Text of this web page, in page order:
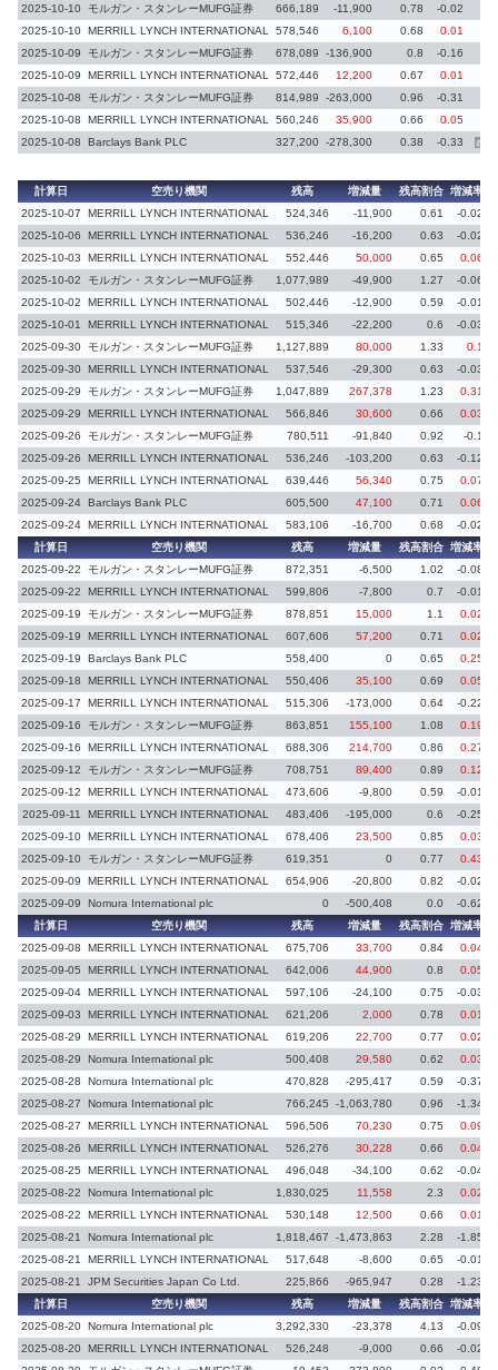
2025-10-10 モルガン・スタンレーMUFG証券 666,189 -11,900 0.78
-0.02
2025-10-10 MERRILL LYNCH INTERNATIONAL 578,546 6,100 0.68
0.01
2025-10-09
モルガン・スタンレーMUFG証券 678,089 -136,900 0.8
-0.16
2025-10-09
MERRILL LYNCH INTERNATIONAL 572,446 12,200 0.67
0.01
2025-10-08
モルガン・スタンレーMUFG証券 814,989 -263,000 0.96
-0.31
2025-10-08
MERRILL LYNCH INTERNATIONAL 560,246 35,900 0.66
0.05
2025-10-08
Barclays Bank PLC 327,200 -278,300 0.38 -0.33 義務
計算日 空売り機関 残高 増減量 残高割合 増減率
2025-10-07
MERRILL LYNCH INTERNATIONAL 524,346 -11,900 0.61
-0.02
2025-10-06
MERRILL LYNCH INTERNATIONAL 536,246 -16,200 0.63
-0.02
2025-10-03
MERRILL LYNCH INTERNATIONAL 552,446 50,000 0.65
0.06
2025-10-02
モルガン・スタンレーMUFG証券 1,077,989 -49,900 1.27
-0.06
2025-10-02
MERRILL LYNCH INTERNATIONAL 502,446 -12,900 0.59
-0.01
2025-10-01
MERRILL LYNCH INTERNATIONAL 515,346 -22,200 0.6
-0.03
2025-09-30 モルガン・スタンレーMUFG証券 1,127,889 80,000 1.33
0.1
2025-09-30 MERRILL LYNCH INTERNATIONAL 537,546 -29,300 0.63
-0.03
2025-09-29
モルガン・スタンレーMUFG証券 1,047,889 267,378 1.23
0.31
2025-09-29
MERRILL LYNCH INTERNATIONAL 566,846 30,600 0.66
0.03
2025-09-26
モルガン・スタンレーMUFG証券 780,511 -91,840 0.92
-0.1
2025-09-26
MERRILL LYNCH INTERNATIONAL 536,246 -103,200 0.63
-0.12
2025-09-25
MERRILL LYNCH INTERNATIONAL 639,446 56,340 0.75
0.07
2025-09-24 Barclays Bank PLC 605,500 47,100 0.71
0.06
2025-09-24 MERRILL LYNCH INTERNATIONAL 583,106 -16,700 0.68
-0.02
計算日
空売り機関 残高 増減量 残高割合 増減率
2025-09-22
モルガン・スタンレーMUFG証券 872,351 -6,500 1.02
-0.08
2025-09-22
MERRILL LYNCH INTERNATIONAL 599,806 -7,800 0.7
-0.01
2025-09-19
モルガン・スタンレーMUFG証券 878,851 15,000 1.1
0.02
2025-09-19
MERRILL LYNCH INTERNATIONAL 607,606 57,200 0.71
0.02
2025-09-19
Barclays Bank PLC 558,400 0 0.65 0.25
2025-09-18 MERRILL LYNCH INTERNATIONAL 550,406 35,100 0.69
0.05
2025-09-17
MERRILL LYNCH INTERNATIONAL 515,306 -173,000 0.64
-0.22
2025-09-16
モルガン・スタンレーMUFG証券 863,851 155,100 1.08
0.19
2025-09-16
MERRILL LYNCH INTERNATIONAL 688,306 214,700 0.86
0.27
2025-09-12
モルガン・スタンレーMUFG証券 708,751 89,400 0.89
0.12
2025-09-12
MERRILL LYNCH INTERNATIONAL 473,606 -9,800 0.59
-0.01
2025-09-11
MERRILL LYNCH INTERNATIONAL 483,406 -195,000 0.6
-0.25
2025-09-10 MERRILL LYNCH INTERNATIONAL 678,406 23,500 0.85
0.03
2025-09-10 モルガン・スタンレーMUFG証券 619,351 0 0.77 0.43
2025-09-09 MERRILL LYNCH INTERNATIONAL 654,906 -20,800 0.82
-0.02
2025-09-09
Nomura International plc 0 -500,408 0.0 -0.62
計算日 空売り機関 残高 増減量 残高割合 増減率
2025-09-08
MERRILL LYNCH INTERNATIONAL 675,706 33,700 0.84
0.04
2025-09-05
MERRILL LYNCH INTERNATIONAL 642,006 44,900 0.8
0.05
2025-09-04 MERRILL LYNCH INTERNATIONAL 597,106 -24,100 0.75
-0.03
2025-09-03
MERRILL LYNCH INTERNATIONAL 621,206 2,000 0.78
0.01
2025-08-29
MERRILL LYNCH INTERNATIONAL 619,206 22,700 0.77
0.02
2025-08-29
Nomura International plc 500,408 29,580 0.62
0.03
2025-08-28
Nomura International plc 470,828 -295,417 0.59
-0.37
2025-08-27
Nomura International plc 766,245 -1,063,780 0.96
-1.34
2025-08-27
MERRILL LYNCH INTERNATIONAL 596,506 70,230 0.75
0.09
2025-08-26
MERRILL LYNCH INTERNATIONAL 526,276 30,228 0.66
0.04
2025-08-25
MERRILL LYNCH INTERNATIONAL 496,048 -34,100 0.62
-0.04
2025-08-22
Nomura International plc 1,830,025 11,558 2.3
0.02
2025-08-22
MERRILL LYNCH INTERNATIONAL 530,148 12,500 0.66
0.01
2025-08-21
Nomura International plc 1,818,467 -1,473,863 2.28
-1.85
2025-08-21
MERRILL LYNCH INTERNATIONAL 517,648 -8,600 0.65
-0.01
2025-08-21
JPM Securities Japan Co Ltd. 225,866 -965,947 0.28 -1.23
計算日 空売り機関 残高 増減量 残高割合 増減率
2025-08-20 Nomura International plc 3,292,330 -23,378 4.13
-0.09
2025-08-20 MERRILL LYNCH INTERNATIONAL 526,248 -9,000 0.66
-0.02